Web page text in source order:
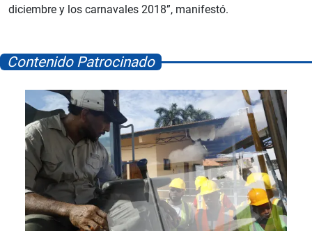
diciembre y los carnavales 2018”, manifestó.
Contenido Patrocinado